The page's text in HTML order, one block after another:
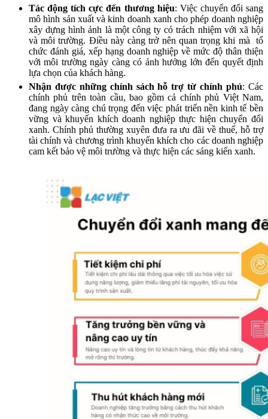
Tác động tích cực đến thương hiệu: Việc chuyển đổi sang
mô hình sản xuất và kinh doanh xanh cho phép doanh nghiệp
xây dựng hình ảnh là một công ty có trách nhiệm với xã hội
và môi trường. Điều này càng trở nên quan trọng khi mà tổ
chức đánh giá, xếp hạng doanh nghiệp về mức độ thân thiện
với môi trường ngày càng có ảnh hưởng lớn đến quyết định
lựa chọn của khách hàng.
Nhận được những chính sách hỗ trợ từ chính phủ: Các
chính phủ trên toàn cầu, bao gồm cả chính phủ Việt Nam,
đang ngày càng chú trọng đến việc phát triển nền kinh tế bền
vững và khuyến khích doanh nghiệp thực hiện chuyển đổi
xanh. Chính phủ thường xuyên đưa ra ưu đãi về thuế, hỗ trợ
tài chính và chương trình khuyến khích cho các doanh nghiệp
cam kết bảo vệ môi trường và thực hiện các sáng kiến xanh.